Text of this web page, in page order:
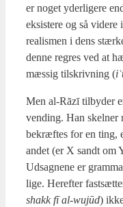
er noget yder­li­ge­re
eksi­ste­re og så
rea­lis­men i dens
den­ne regres ved at
mæs­sig til­skriv­ning (
Men al-Rāzī til­by­der
ven­ding. Han skel­ner
bekræf­tes for en ting,
andet (er X sandt om
Udsag­ne­ne er
li­ge. Her­ef­ter
shakk fī al-wujūd)